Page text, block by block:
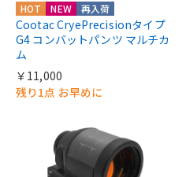
HOT NEW 再入荷
Cootac CryePrecisionタイプ
G4 コンバットパンツ マルチカ
ム
￥11,000
残り1点 お早めに